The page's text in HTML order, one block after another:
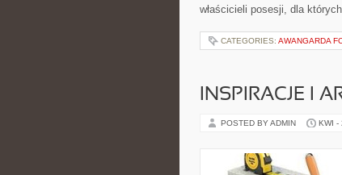
właścicieli posesji, dla
CATEGORIES: AWANGARDA
INSPIRACJE I
POSTED BY ADMIN KWI -